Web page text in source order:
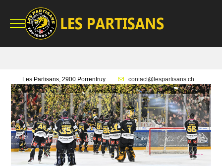
Mobile Menu Toggle
Les Partisans, 2900 Porrentruy contact@lespartisans.ch